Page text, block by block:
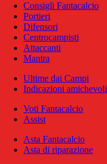
Consigli Fantacalcio
Portieri
Difensori
Centrocampisti
Attaccanti
Mantra
Ultime dai Campi
Indicazioni amichevoli
Voti Fantacalcio
Assist
Asta Fantacalcio
Asta di riparazione